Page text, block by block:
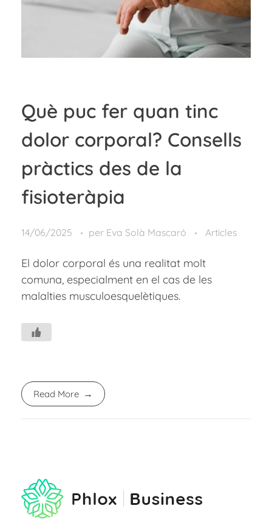
Què puc fer quan tinc
dolor corporal? Consells
pràctics des de la
fisioteràpia
14/06/2025 per Eva Solà Mascaró Articles
El dolor corporal és una realitat molt
comuna, especialment en el cas de les
malalties musculoesquelètiques.
Read More